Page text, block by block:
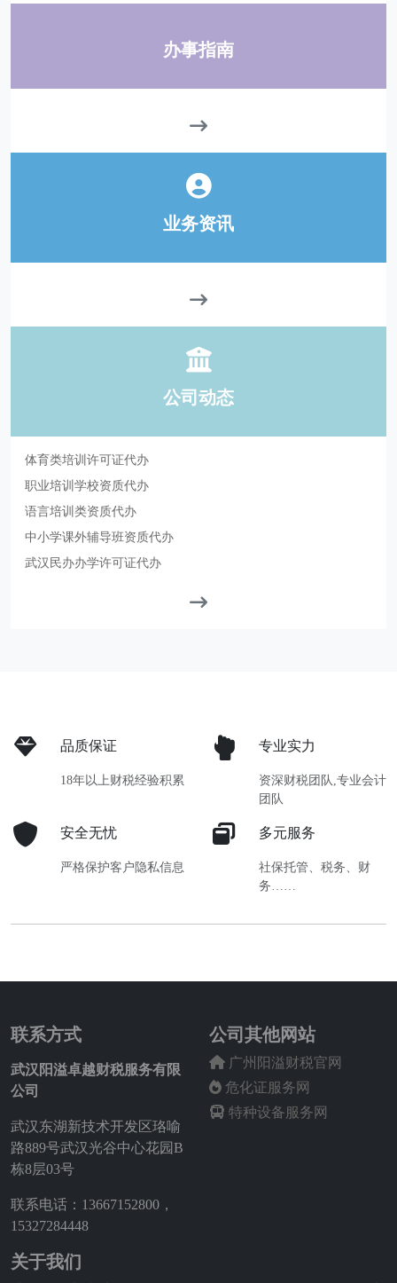
办事指南
业务资讯
公司动态
体育类培训许可证代办
职业培训学校资质代办
语言培训类资质代办
中小学课外辅导班资质代办
武汉民办办学许可证代办
品质保证
18年以上财税经验积累
专业实力
资深财税团队,专业会计
团队
安全无忧
严格保护客户隐私信息
多元服务
社保托管、税务、财
务……
联系方式
武汉阳溢卓越财税服务有限
公司
武汉东湖新技术开发区珞喻
路889号武汉光谷中心花园B
栋8层03号
联系电话：13667152800，
15327284448
公司其他网站
广州阳溢财税官网
危化证服务网
特种设备服务网
关于我们